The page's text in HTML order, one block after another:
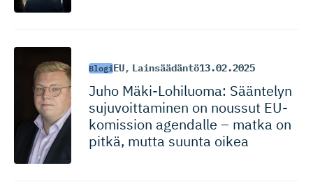
BlogiEU, Lainsäädäntö13.02.2025
Juho Mäki-Lohi­luoma: Sääntelyn
sujuvoittaminen on noussut EU-
komission agendalle – matka on
pitkä, mutta suunta oikea